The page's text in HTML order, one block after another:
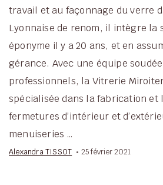
travail et au façonnage du verre
Lyonnaise de renom, il intègre
éponyme il y a 20 ans, et en
gérance. Avec une équipe
professionnels, la Vitrerie
spécialisée dans la fabrication et
fermetures d’intérieur et
menuiseries …
Alexandra TISSOT 25 février 2021